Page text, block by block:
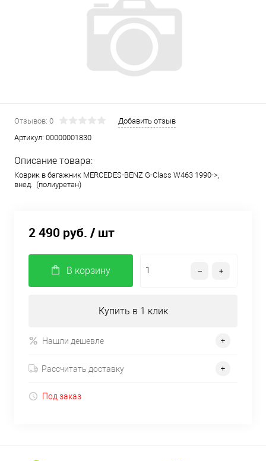
Отзывов: 0
Добавить отзыв
Артикул: 00000001830
Описание товара:
Коврик в багажник MERCEDES-BENZ G-Class W463 1990->,
внед. (полиуретан)
2 490 руб. / шт
В корзину
Купить в 1 клик
Нашли дешевле
Рассчитать доставку
Под заказ